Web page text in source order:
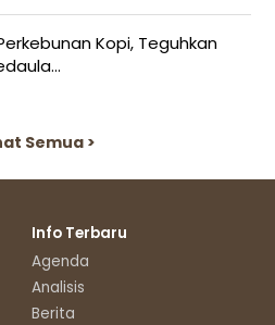
Kopi, Teguhkan
Semua >
Info Terbaru
Agenda
Analisis
Berita